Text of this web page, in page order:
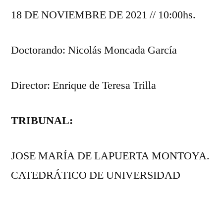
18 DE NOVIEMBRE DE 2021 // 10:00hs.
Doctorando: Nicolás Moncada García
Director: Enrique de Teresa Trilla
TRIBUNAL:
JOSE MARÍA DE LAPUERTA MONTOYA.
CATEDRÁTICO DE UNIVERSIDAD